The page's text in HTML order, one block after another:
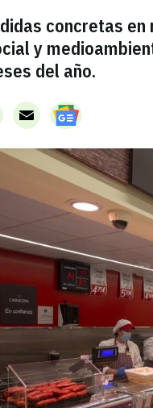
concretas
y
del año.
Copy
Link
Email